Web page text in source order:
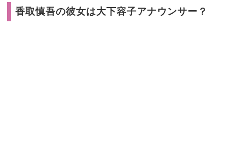
香取慎吾の彼女は大下容子アナウンサー？